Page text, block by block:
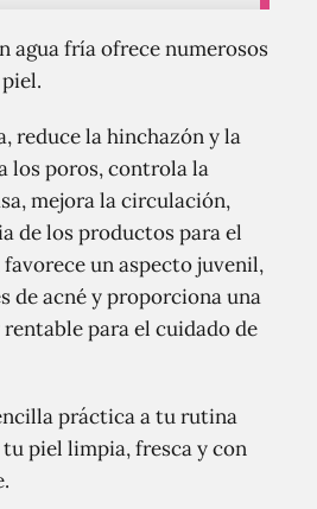
agua fría ofrece numerosos
reduce la hinchazón y la
los poros, controla la
mejora la circulación,
de los productos para el
un aspecto juvenil,
de acné y proporciona una
para el cuidado de
práctica a tu rutina
piel limpia, fresca y con